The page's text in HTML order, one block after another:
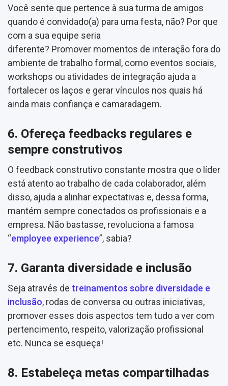
Você sente que pertence à sua turma de amigos
quando é convidado(a) para uma festa, não? Por que
com a sua equipe seria
diferente? Promover momentos de interação fora do
ambiente de trabalho formal, como eventos sociais,
workshops ou atividades de integração ajuda a
fortalecer os laços e gerar vínculos nos quais há
ainda mais confiança e camaradagem.
6. Ofereça feedbacks regulares e
sempre construtivos
O feedback construtivo constante mostra que o líder
está atento ao trabalho de cada colaborador, além
disso, ajuda a alinhar expectativas e, dessa forma,
mantém sempre conectados os profissionais e a
empresa. Não bastasse, revoluciona a famosa
“employee experience”, sabia?
7. Garanta diversidade e inclusão
Seja através de treinamentos sobre diversidade e
inclusão, rodas de conversa ou outras iniciativas,
promover esses dois aspectos tem tudo a ver com
pertencimento, respeito, valorização profissional
etc. Nunca se esqueça!
8. Estabeleça metas compartilhadas